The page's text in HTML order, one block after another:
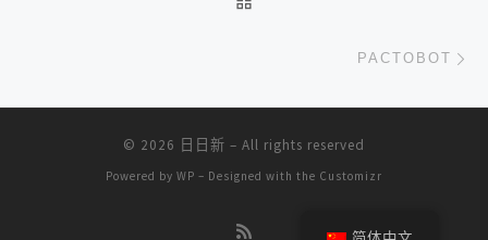
PACTOBOT
© 2026 日日新 – All rights reserved
Powered by WP – Designed with the Customizr